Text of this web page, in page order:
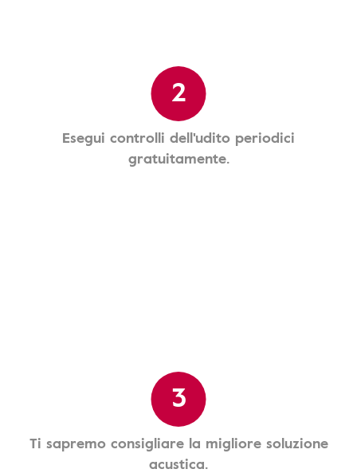
2
Esegui controlli dell'udito periodici
gratuitamente.
3
Ti sapremo consigliare la migliore soluzione
acustica.